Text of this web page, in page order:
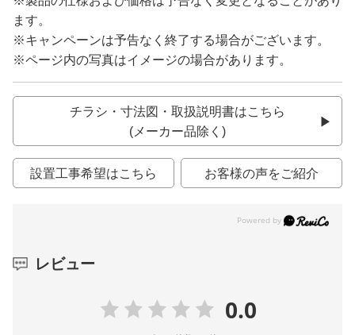
ます。
※キャンペーンは予告なく終了する場合がございます。
※ページ内の写真はイメージの場合があります。
チラシ・寸法図・取扱説明書はこちら
(メーカー品除く)
設置工事希望はこちら お客様の声をご紹介
レビュー
0.0